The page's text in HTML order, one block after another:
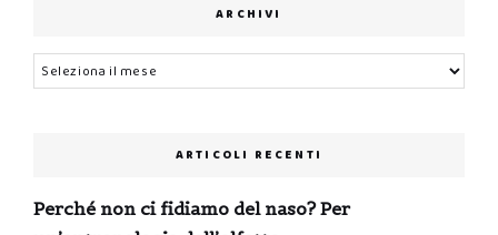
ARCHIVI
Archivi
ARTICOLI RECENTI
Perché non ci fidiamo del naso? Per